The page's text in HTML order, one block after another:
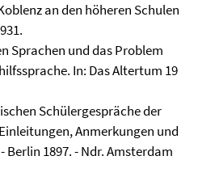
an den höheren Schulen
Sprachen und das Problem
In: Das Altertum 19
Schülergespräche der
Anmerkungen und
Berlin 1897. - Ndr. Amsterdam